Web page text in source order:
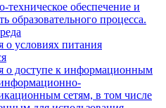
техническое обеспечение и
образовательного процесса.
условиях питания
о доступе к информационным
сетям, в том числе